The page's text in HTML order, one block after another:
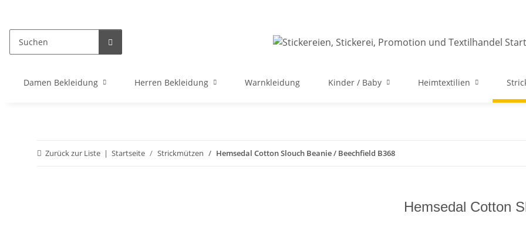
Damen Bekleidung Herren Bekleidung Warnkleidung Kinder / Baby Heimtextilien
Zurück zur Liste Startseite Strickmützen Hemsedal Cotton Slouch Beanie / Beechfield B368
Hemsedal Cotton